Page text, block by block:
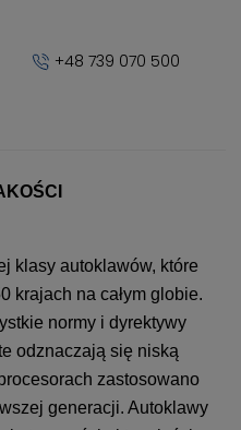
+48 739 070 500
klasy autoklawów, które
krajach na całym globie.
normy i dyrektywy
odznaczają się niską
zastosowano
generacji. Autoklawy